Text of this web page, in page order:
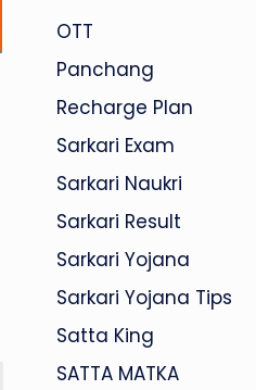
OTT
Panchang
Recharge Plan
Sarkari Exam
Sarkari Naukri
Sarkari Result
Sarkari Yojana
Sarkari Yojana Tips
Satta King
SATTA MATKA